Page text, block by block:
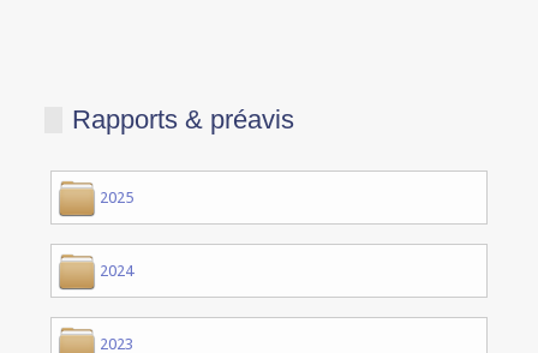
Rapports & préavis
2025
2024
2023